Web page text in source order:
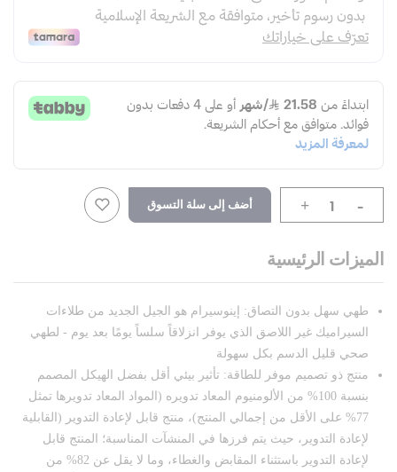
-
+ أضف إلى سلة التسوق
الميزات الرئيسية
طهي سهل بدون التصاق: إينوسيرام هو الجيل الجديد من طلاءات
السيراميك غير اللاصق الذي يوفر انزلاقاً سلساً يومًا بعد يوم - لطهي
صحي قليل الدسم بكل سهولة
منتج ذو تصميم موفر للطاقة: تأثير بيئي أقل بفضل الهيكل المصمم
بنسبة 100% من الألومنيوم المعاد تدويره (المواد المعاد تدويرها تمثل
77% على الأقل من إجمالي المنتج)، منتج قابل لإعادة التدوير (القابلية
لإعادة التدوير، حيث يتم فرزها في المنشآت المناسبة؛ المنتج قابل
لإعادة التدوير باستثناء المقابض والغطاء، وما لا يقل عن 82% من